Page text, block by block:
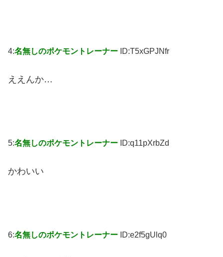
4:名無しのポケモントレーナー ID:T5xGPJNfr
ええんか…
5:名無しのポケモントレーナー ID:q11pXrbZd
かわいい
6:名無しのポケモントレーナー ID:e2f5gUlq0